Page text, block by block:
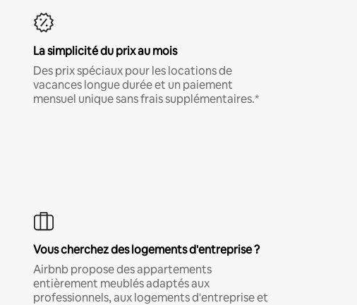
La simplicité du prix au mois
Des prix spéciaux pour les locations de
vacances longue durée et un paiement
mensuel unique sans frais supplémentaires.*
Vous cherchez des logements d'entreprise ?
Airbnb propose des appartements
entièrement meublés adaptés aux
professionnels, aux logements d'entreprise et